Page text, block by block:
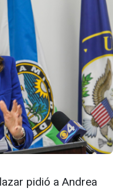
pidió a Andrea